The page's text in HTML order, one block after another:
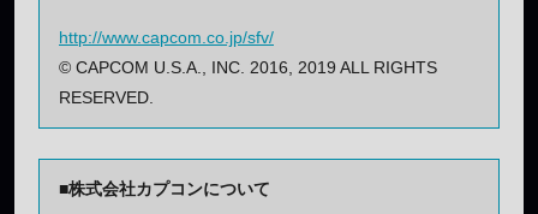
http://www.capcom.co.jp/sfv/
© CAPCOM U.S.A., INC. 2016, 2019 ALL RIGHTS
RESERVED.
■株式会社カプコンについて